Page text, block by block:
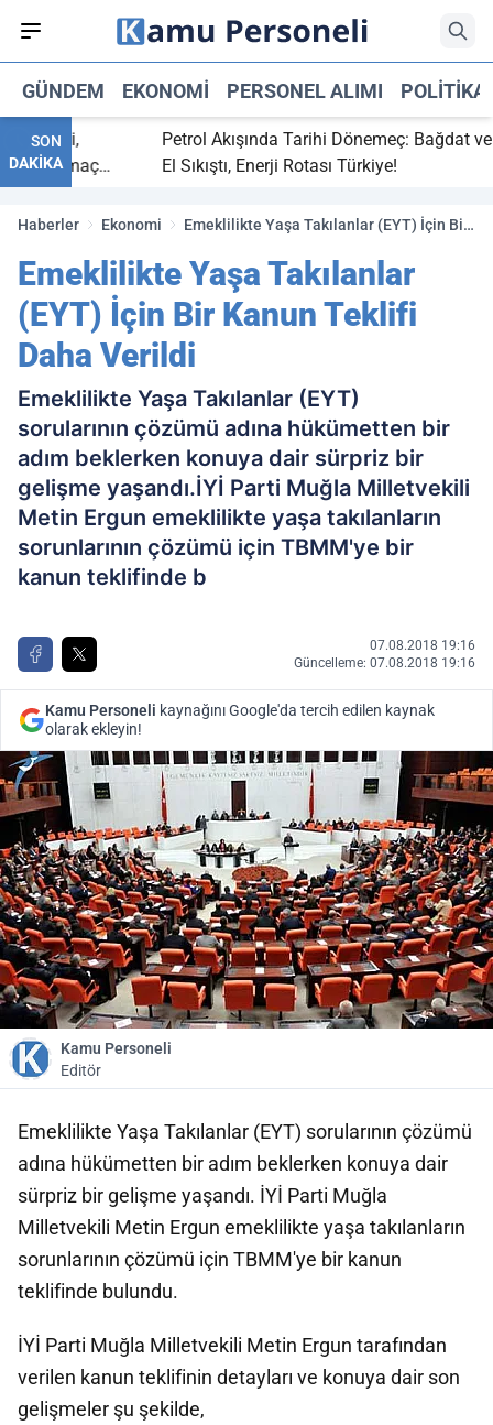
GÜNDEM EKONOMI PERSONEL ALIMI POLITIKA
SON
DAKİKA
bitti,
maç
Petrol Akışında Tarihi Dönemeç: Bağdat ve
El Sıkıştı, Enerji Rotası Türkiye!
Haberler Ekonomi
Emeklilikte Yaşa Takılanlar (EYT) İçin Bir
Emeklilikte Yaşa Takılanlar
(EYT) İçin Bir Kanun Teklifi
Daha Verildi
Emeklilikte Yaşa Takılanlar (EYT)
sorularının çözümü adına hükümetten bir
adım beklerken konuya dair sürpriz bir
gelişme yaşandı.İYİ Parti Muğla Milletvekili
Metin Ergun emeklilikte yaşa takılanların
sorunlarının çözümü için TBMM'ye bir
kanun teklifinde b
07.08.2018 19:16
Güncelleme: 07.08.2018 19:16
Kamu Personeli kaynağını Google'da tercih edilen kaynak
olarak ekleyin!
Kamu Personeli
Editör
Emeklilikte Yaşa Takılanlar (EYT) sorularının çözümü
adına hükümetten bir adım beklerken konuya dair
sürpriz bir gelişme yaşandı. İYİ Parti Muğla
Milletvekili Metin Ergun emeklilikte yaşa takılanların
sorunlarının çözümü için TBMM'ye bir kanun
teklifinde bulundu.
İYİ Parti Muğla Milletvekili Metin Ergun tarafından
verilen kanun teklifinin detayları ve konuya dair son
gelişmeler şu şekilde,